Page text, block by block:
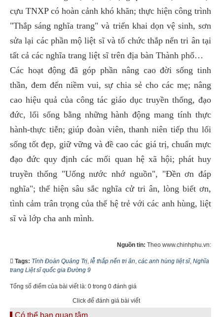
cựu TNXP có hoàn cảnh khó khăn; thực hiện công trình
"Thắp sáng nghĩa trang" và triển khai dọn vệ sinh, sơn
sửa lại các phần mộ liệt sĩ và tổ chức thắp nến tri ân tại
tất cả các nghĩa trang liệt sĩ trên địa bàn Thành phố…
Các hoạt động đã góp phần nâng cao đời sống tinh
thần, đem đến niềm vui, sự chia sẻ cho các mẹ; nâng
cao hiệu quả của công tác giáo dục truyền thống, đạo
đức, lối sống bằng những hành động mang tính thực
hành-thực tiễn; giúp đoàn viên, thanh niên tiếp thu lối
sống tốt đẹp, giữ vững và đề cao các giá trị, chuẩn mực
đạo đức quy định các mối quan hệ xã hội; phát huy
truyền thống "Uống nước nhớ nguồn", "Đền ơn đáp
nghĩa"; thể hiện sâu sắc nghĩa cử tri ân, lòng biết ơn,
tình cảm trân trọng của thế hệ trẻ với các anh hùng, liệt
sĩ và lớp cha anh mình.
Nguồn tin: Theo www.chinhphu.vn:
Tags: Tỉnh Đoàn Quảng Trị, lễ thắp nến tri ân, các anh hùng liệt sĩ, Nghĩa
trang Liệt sĩ quốc gia Đường 9
Tổng số điểm của bài viết là: 0 trong 0 đánh giá
Click để đánh giá bài viết